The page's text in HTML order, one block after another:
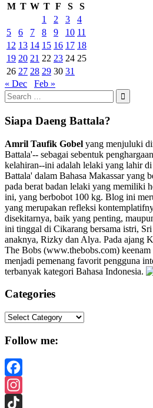
M T W T F S
S
1
2 3
4
5
6 7 8 9 10 11
12 13 14 15 16 17 18
19 20 21 22 23 24 25
26 27 28 29 30 31
« Dec
Feb »
Search
for:
Siapa Daeng Battala?
Amril Taufik Gobel yang menjuluki
Battala'-- sebagai sebentuk
kelahiran--ini adalah lelaki yang lahir
Battala' dalam Bahasa Makassar yang
pada berat badan lelaki yang memiliki
ini, yang berbobot 100 kg. Blog ini
yang merupakan refleksi
disekitarnya, baik yang penting,
ini tinggal di Cikarang bersama istri,
anaknya, Rizky dan Alya. Pada ajang
The Bobs (www.thebobs.com)
menjadi pemenang favorit pengguna
terbanyak kategori Bahasa Indonesia.
Categories
Categories
Follow me:
Facebook
Instagram